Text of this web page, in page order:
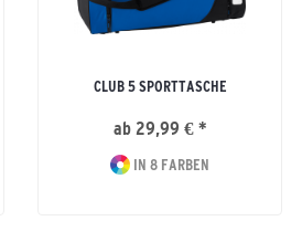
CLUB 5 SPORTTASCHE
ab 29,99 € *
IN 8 FARBEN